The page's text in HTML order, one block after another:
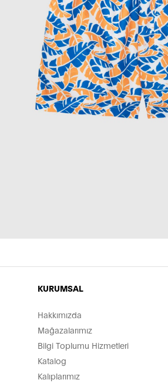
KURUMSAL
Hakkımızda
Mağazalarımız
Bilgi Toplumu Hizmetleri
Katalog
Kalıplarımız